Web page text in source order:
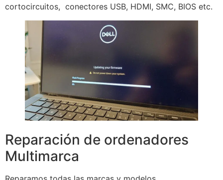
cortocircuitos, conectores USB, HDMI, SMC, BIOS etc.
Reparación de ordenadores
Multimarca